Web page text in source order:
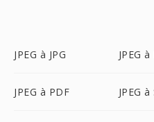
JPEG à JPG JPEG
JPEG à PDF JPEG à